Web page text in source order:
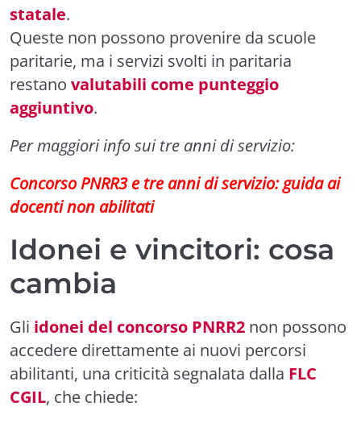
statale.
Queste non possono provenire da scuole
paritarie, ma i servizi svolti in paritaria
restano valutabili come punteggio
aggiuntivo.
Per maggiori info sui tre anni di servizio:
Concorso PNRR3 e tre anni di servizio: guida ai
docenti non abilitati
Idonei e vincitori: cosa
cambia
Gli idonei del concorso PNRR2 non possono
accedere direttamente ai nuovi percorsi
abilitanti, una criticità segnalata dalla FLC
CGIL, che chiede: